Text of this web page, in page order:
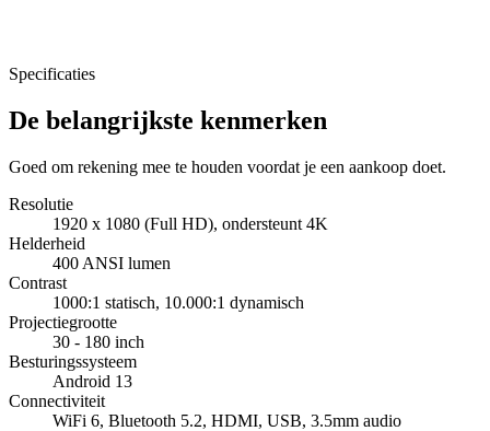
Specificaties
De belangrijkste kenmerken
Goed om rekening mee te houden voordat je een aankoop doet.
Resolutie
1920 x 1080 (Full HD), ondersteunt 4K
Helderheid
400 ANSI lumen
Contrast
1000:1 statisch, 10.000:1 dynamisch
Projectiegrootte
30 - 180 inch
Besturingssysteem
Android 13
Connectiviteit
WiFi 6, Bluetooth 5.2, HDMI, USB, 3.5mm audio